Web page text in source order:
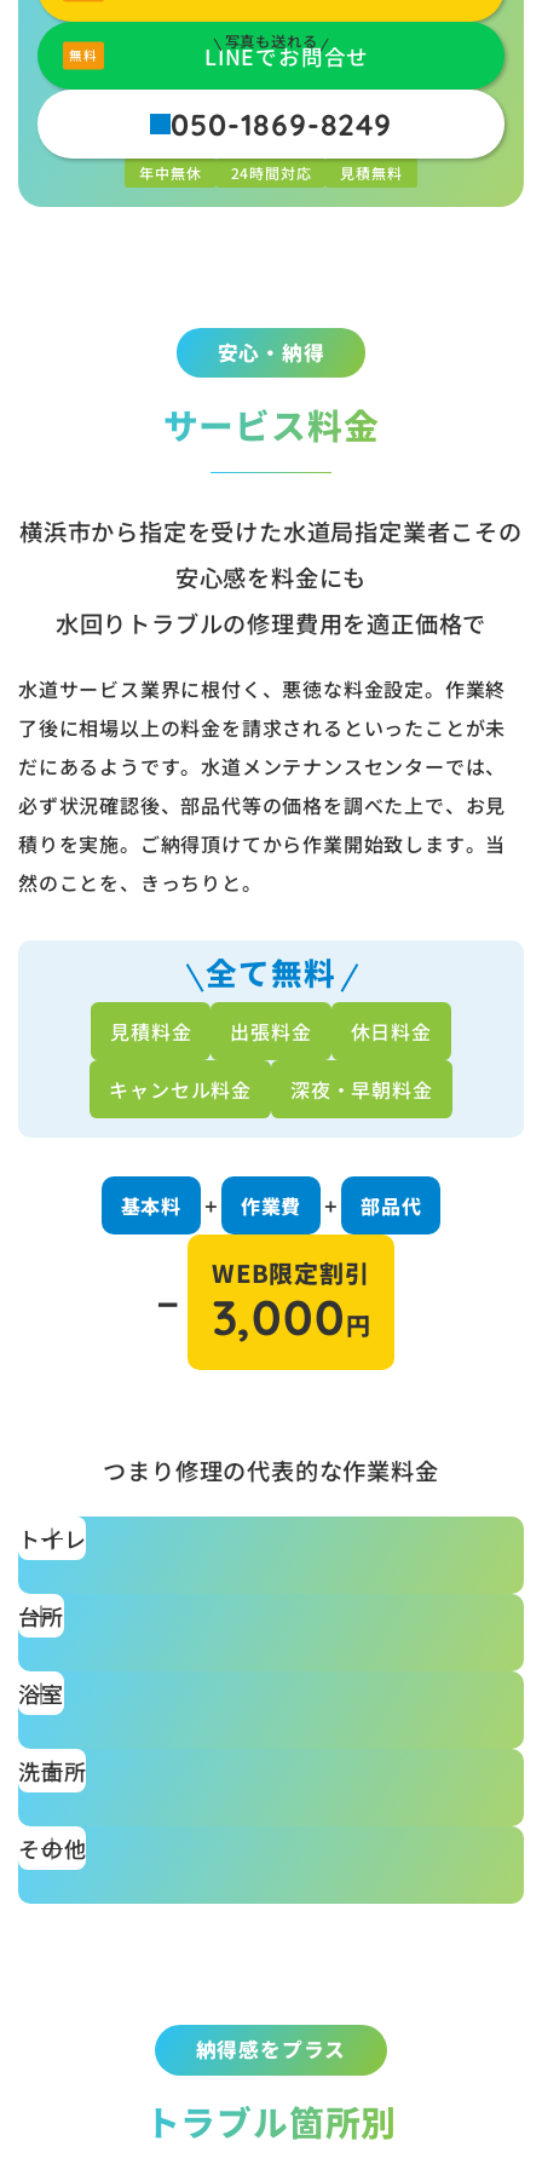
写真も送れる
LINEでお問合せ
050-1869-8249
年中無休 24時間対応 見積無料
安心・納得
サービス料金
横浜市から指定を受けた水道局指定業者こその
安心感を料金にも
水回りトラブルの修理費用を適正価格で
水道サービス業界に根付く、悪徳な料金設定。作業終
了後に相場以上の料金を請求されるといったことが未
だにあるようです。水道メンテナンスセンターでは、
必ず状況確認後、部品代等の価格を調べた上で、お見
積りを実施。ご納得頂けてから作業開始致します。当
然のことを、きっちりと。
見積料金 出張料金
休日料金
キャンセル料金
深夜・早朝料金
全て無料
基本料 ＋ 作業費 ＋ 部品代
－
WEB限定割引
3,000円
つまり修理の代表的な作業料金
トイレ
台所
浴室
洗面所
その他
納得感をプラス
トラブル箇所別